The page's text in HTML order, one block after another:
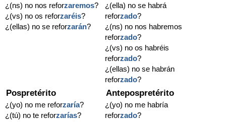
¿(ns) no nos reforzaremos?
¿(vs) no os reforzaréis?
¿(ellas) no se reforzarán?
¿(ella) no se habrá
reforzado?
¿(ns) no nos habremos
reforzado?
¿(vs) no os habréis
reforzado?
¿(ellas) no se habrán
reforzado?
Pospretérito
¿(yo) no me reforzaría?
¿(tú) no te reforzarías?
Antepospretérito
¿(yo) no me habría
reforzado?